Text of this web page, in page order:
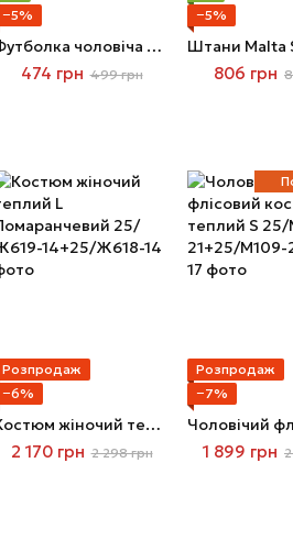
−5%
Футболка чоловіча ЩІЛЬНА XL
474 грн 499 грн
−5%
806 грн
Розпродаж
−6%
Костюм жіночий теплий L Помаранчевий
2 170 грн 2 298 грн
Розпродаж
−7%
1 899 грн